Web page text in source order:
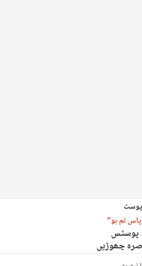
تم ہو”
پوسٹس
چھوڑیں